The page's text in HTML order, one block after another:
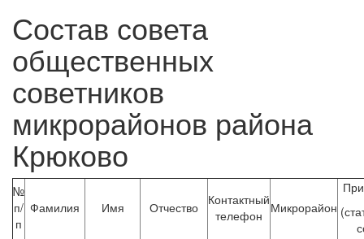
Состав совета
общественных
советников
микрорайонов района
Крюково
№
п/
п
Фамилия Имя Отчество
Контактный
телефон Микрорайон